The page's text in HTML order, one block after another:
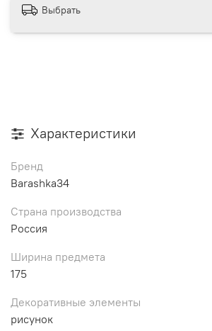
Выбрать
Характеристики
Бренд
Barashka34
Страна производства
Россия
Ширина предмета
175
Декоративные элементы
рисунок